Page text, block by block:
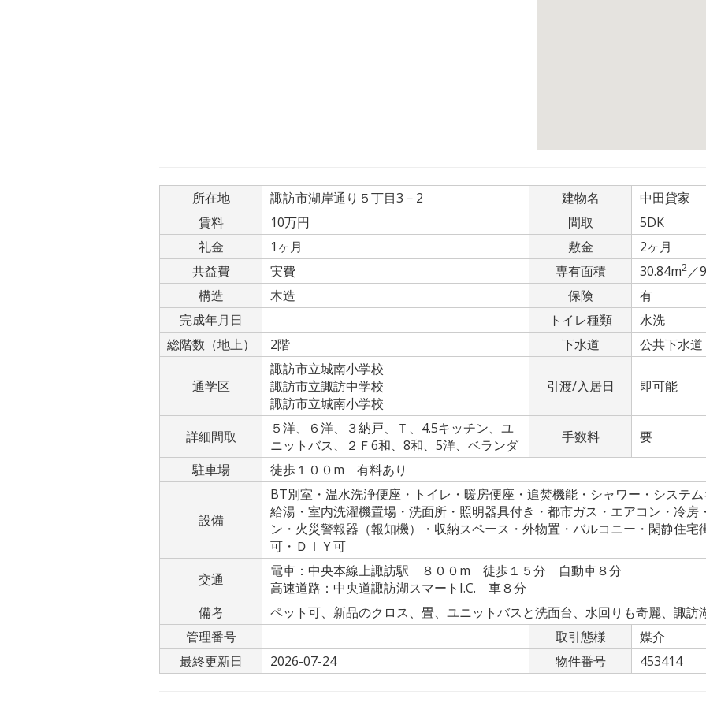
所在地 諏訪市湖岸通り５丁目3－2 建物名
中田貸家
賃料
10万円 間取
5DK
礼金
1ヶ月 敷金
2ヶ月
共益費
実費 専有面積 30.84m2／
構造
木造 保険
有
完成年月日
トイレ種類
水洗
総階数（地上）
2階 下水道 公共下水道
通学区
諏訪市立城南小学校
諏訪市立諏訪中学校
諏訪市立城南小学校
引渡/入居日 即可能
詳細間取
５洋、６洋、３納戸、Ｔ、4.5キッチン、ユ
ニットバス、２Ｆ6和、8和、5洋、ベランダ
手数料
要
駐車場
徒歩１００m 有料あり
設備
BT別室・温水洗浄便座・トイレ・暖房便座・追焚機能・シャワー・システ
給湯・室内洗濯機置場・洗面所・照明器具付き・都市ガス・エアコン・冷房
ン・火災警報器（報知機）・収納スペース・外物置・バルコニー・閑静住
可・ＤＩＹ可
交通
電車：中央本線上諏訪駅 ８００m 徒歩１５分 自動車８分
高速道路：中央道諏訪湖スマートI.C. 車８分
備考
ペット可、新品のクロス、畳、ユニットバスと洗面台、水回りも奇麗、諏
管理番号
取引態様
媒介
最終更新日
2026-07-24 物件番号 453414